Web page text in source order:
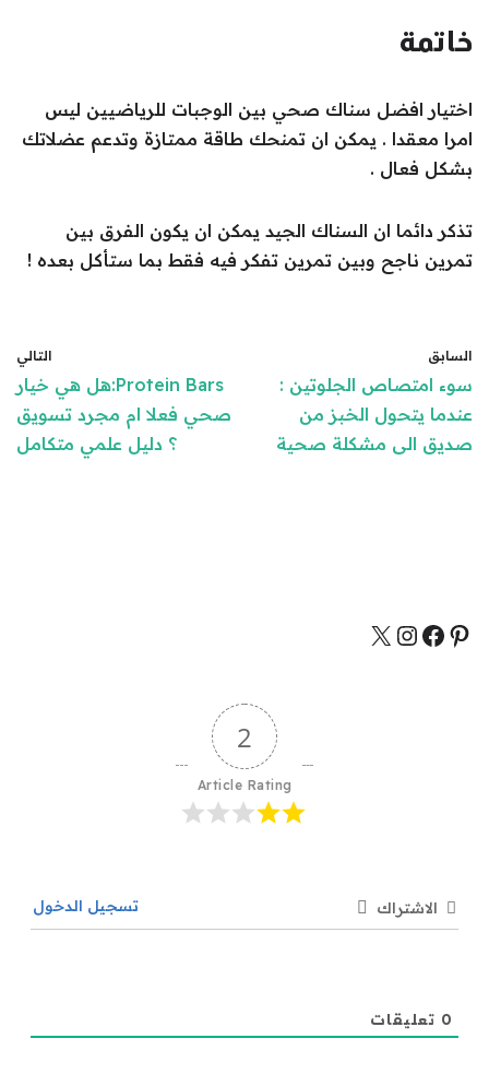
خاتمة
اختيار افضل سناك صحي بين الوجبات للرياضيين ليس
امرا معقدا . يمكن ان تمنحك طاقة ممتازة وتدعم عضلاتك
بشكل فعال .
تذكر دائما ان السناك الجيد يمكن ان يكون الفرق بين
تمرين ناجح وبين تمرين تفكر فيه فقط بما ستأكل بعده !
السابق
سوء امتصاص الجلوتين :
عندما يتحول الخبز من
صديق الى مشكلة صحية
التالي
Protein Bars:هل هي خيار
صحي فعلا ام مجرد تسويق
؟ دليل علمي متكامل
2
Article Rating
الاشتراك تسجيل الدخول
0 تعليقات